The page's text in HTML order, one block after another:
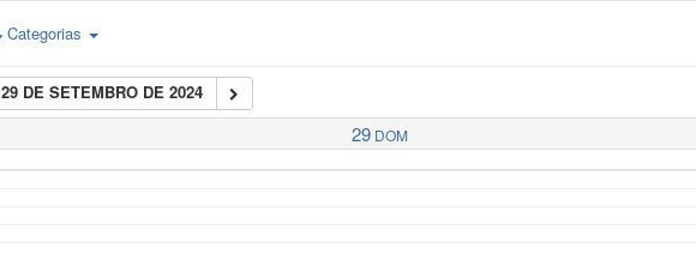
Categorias
29 DE SETEMBRO DE 2024
29 DOM